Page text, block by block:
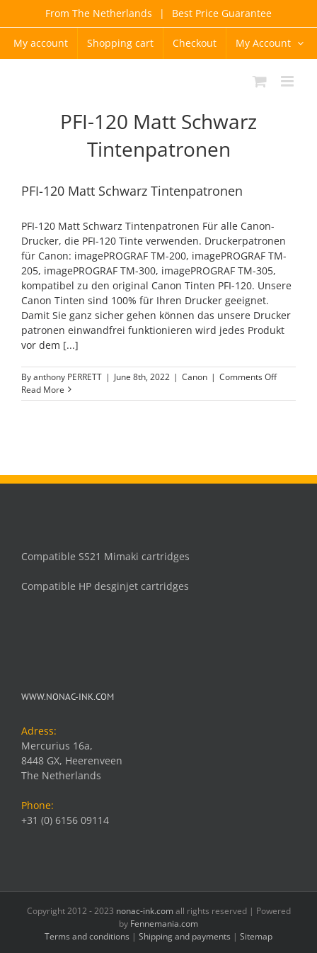
content
From The Netherlands | Best Price Guarantee
My account Shopping cart Checkout My Account
PFI-120 Matt Schwarz
Tintenpatronen
PFI-120 Matt Schwarz Tintenpatronen
PFI-120 Matt Schwarz Tintenpatronen Für alle Canon-
Drucker, die PFI-120 Tinte verwenden. Druckerpatronen
für Canon: imagePROGRAF TM-200, imagePROGRAF TM-
205, imagePROGRAF TM-300, imagePROGRAF TM-305,
kompatibel zu den original Canon Tinten PFI-120. Unsere
Canon Tinten sind 100% für Ihren Drucker geeignet.
Damit Sie ganz sicher gehen können das unsere Drucker
patronen einwandfrei funktionieren wird jedes Produkt
vor dem [...]
Byanthony PERRETT | June 8th, 2022 | Canon | Comments Offon
120
Read More
Compatible SS21 Mimaki cartridges
Compatible HP desginjet cartridges
WWW.NONAC-INK.COM
Adress:
Mercurius 16a,
8448 GX, Heerenveen
The Netherlands
Phone:
+31 (0) 6156 09114
Copyright 2012 - 2023 nonac-ink.com all rights reserved | Powered
by Fennemania.com
Terms and conditions | Shipping and payments | Sitemap